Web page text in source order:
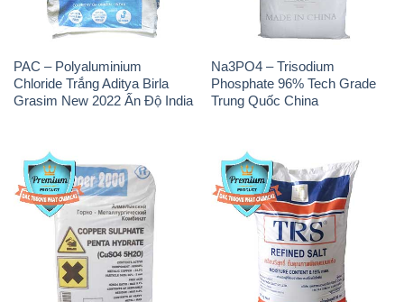
CuSO4 – Đồng Sunfat Nga
Muối NaCL – Sodium Chloride
TRS Thái Lan